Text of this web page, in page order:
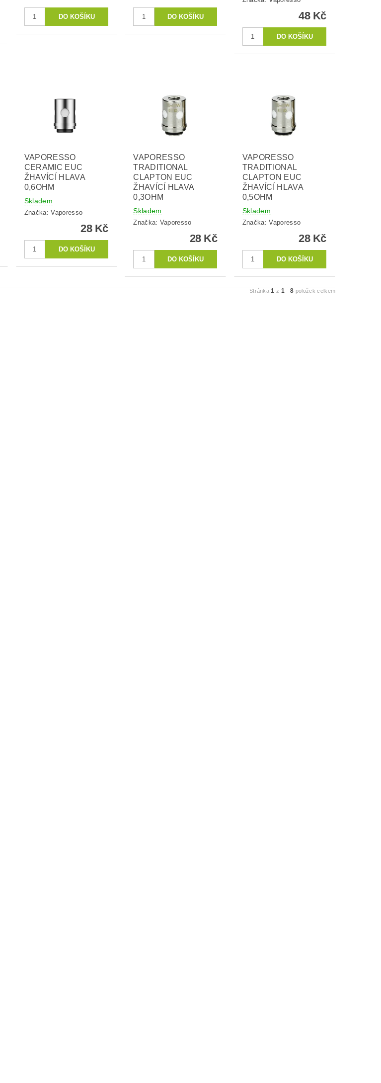
48 Kč
VAPORESSO
CERAMIC EUC
ŽHAVÍCÍ HLAVA
0,6OHM
Skladem
Značka:Vaporesso
28 Kč
VAPORESSO
TRADITIONAL
CLAPTON EUC
ŽHAVÍCÍ HLAVA
0,3OHM
Skladem
Značka: Vaporesso
28 Kč
VAPORESSO
TRADITIONAL
CLAPTON EUC
ŽHAVÍCÍ HLAVA
0,5OHM
Skladem
Značka:Vaporesso
28 Kč
Stránka1 z 1 -8 položek celkem